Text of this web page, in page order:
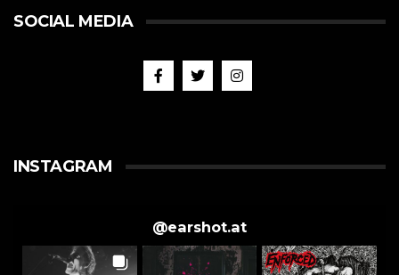
SOCIAL MEDIA
INSTAGRAM
@earshot.at